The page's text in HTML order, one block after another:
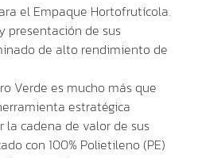
el Empaque Hortofrutícola.
presentación de sus
de alto rendimiento de
Verde es mucho más que
estratégica
cadena de valor de sus
con 100% Polietileno (PE)